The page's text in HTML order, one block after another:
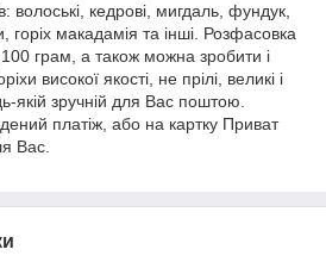
волоські, кедрові, мигдаль, фундук,
горіх макадамія та інші. Розфасовка
100 грам, а також можна зробити і
високої якості, не прілі, великі і
якій зручній для Вас поштою.
платіж, або на картку Приват
Вас.